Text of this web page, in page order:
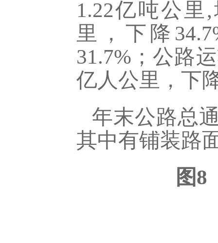
1.22亿吨公里
里，下降 34.7
31.7% ；公路
亿人公里，下
年末公路总
其中有铺装路
图8